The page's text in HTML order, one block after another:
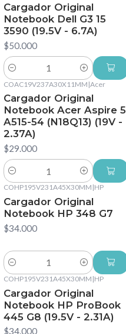
Cargador Original
Notebook Dell G3 15
3590 (19.5V - 6.7A)
$50.000
Cantidad
COAC19V237A30X11MM |Acer
Cargador Original
Notebook Acer Aspire 5
A515-54 (N18Q13) (19V -
2.37A)
$29.000
Cantidad
COHP195V231A45X30MM |HP
Cargador Original
Notebook HP 348 G7
$34.000
Cantidad
COHP195V231A45X30MM |HP
Cargador Original
Notebook HP ProBook
445 G8 (19.5V - 2.31A)
$34.000